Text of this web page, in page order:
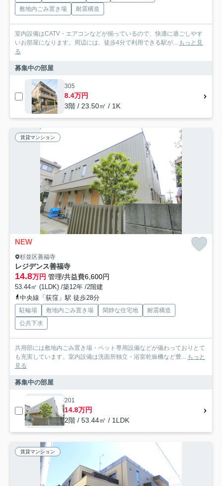
敷地内ごみ置き場
耐震構造
室内設備はCATV・エアコンなどが揃っているので、快適に過ごしやす
いお部屋になります。周辺には、徒歩4分で利用できる駅が... もっと見
る
募集中の部屋
305
8.4万円
3階 / 23.50㎡ / 1K
賃貸マンション
NEW
杉並区善福寺
レジデンス善福寺
14.8万円 管理/共益費6,600円
53.44㎡ (1LDK) /築12年 /2階建
中央線「荻窪」駅 徒歩28分
駐輪場 敷地内ごみ置き場 閑静な住宅地
耐震構造
公共下水
共用部には敷地内ごみ置き場・ペット専用設備などが備わっておりとて
も充実しています。室内設備は洗面所独立・浴室乾燥機など豊... もっと
見る
募集中の部屋
201
14.8万円
2階 / 53.44㎡ / 1LDK
賃貸マンション